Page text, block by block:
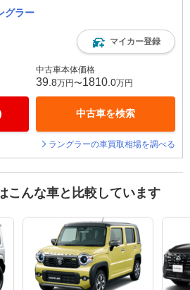
グラー
マイカー登録
中古車本体価格
39 .8万円〜1810 .0万円
中古車を検索
ラングラーの車買取相場を調べる
こんな車と比較しています